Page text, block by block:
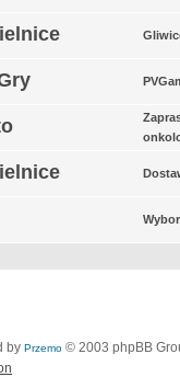
by Przemo © 2003 phpBB